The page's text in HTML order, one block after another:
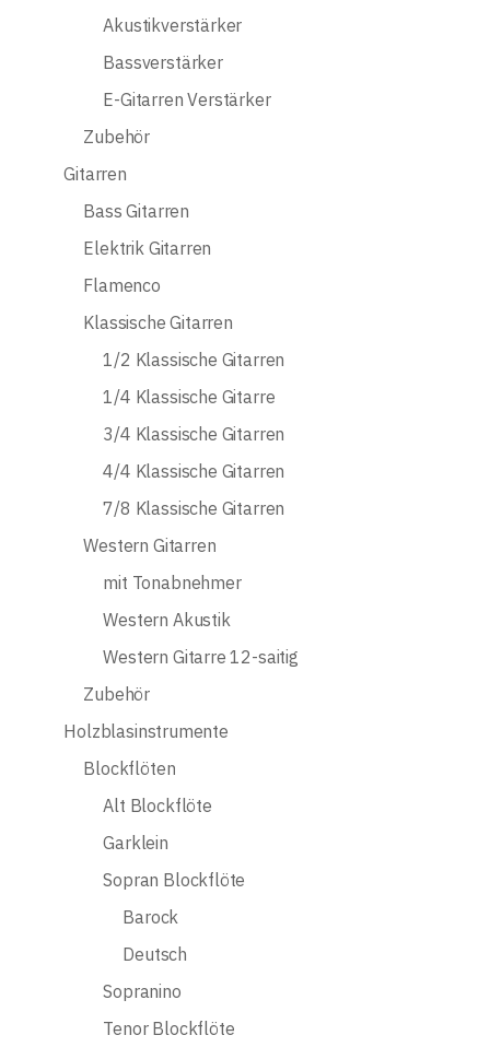
Akustikverstärker
Bassverstärker
E-Gitarren Verstärker
Zubehör
Gitarren
Bass Gitarren
Elektrik Gitarren
Flamenco
Klassische Gitarren
1/2 Klassische Gitarren
1/4 Klassische Gitarre
3/4 Klassische Gitarren
4/4 Klassische Gitarren
7/8 Klassische Gitarren
Western Gitarren
mit Tonabnehmer
Western Akustik
Western Gitarre 12-saitig
Zubehör
Holzblasinstrumente
Blockflöten
Alt Blockflöte
Garklein
Sopran Blockflöte
Barock
Deutsch
Sopranino
Tenor Blockflöte